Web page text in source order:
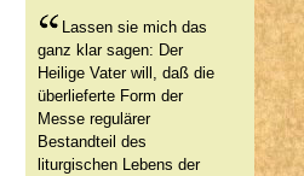
Lassen sie mich das
ganz klar sagen: Der
Heilige Vater will, daß die
überlieferte Form der
Messe regulärer
Bestandteil des
liturgischen Lebens der